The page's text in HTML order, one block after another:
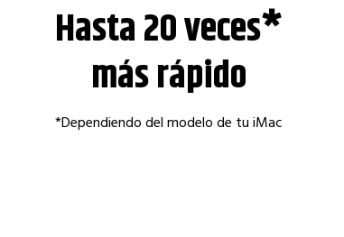
Hasta 20 veces*
más rápido
*Dependiendo del modelo de tu iMac